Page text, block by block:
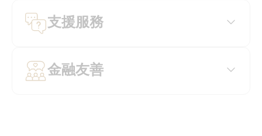
支援服務
金融友善